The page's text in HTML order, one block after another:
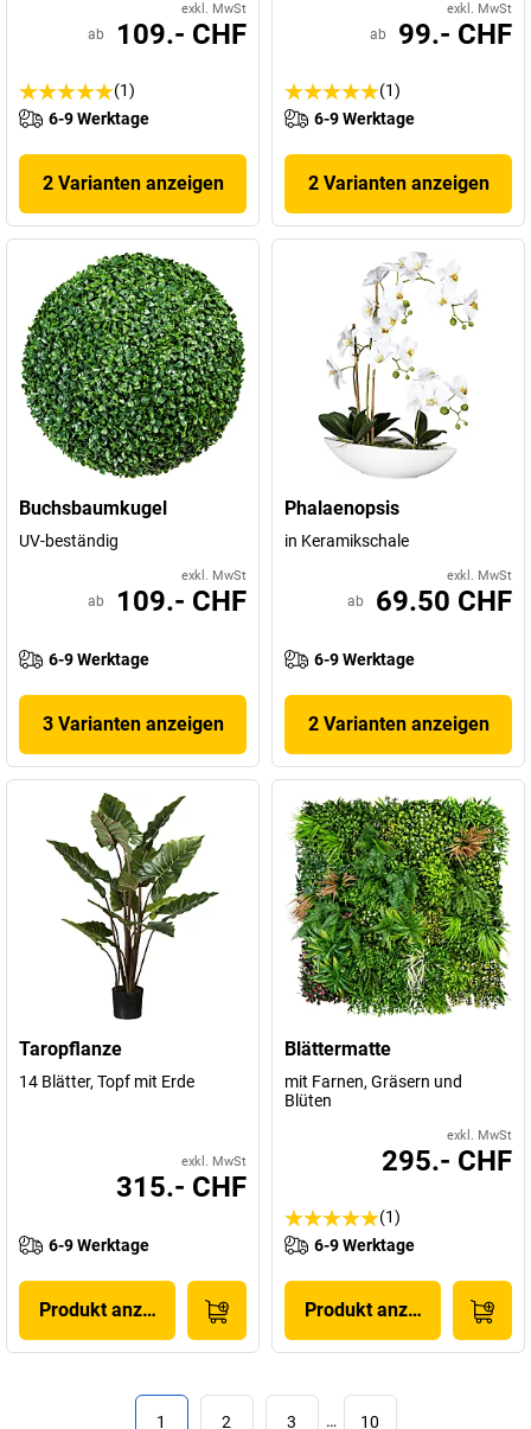
exkl. MwSt
ab 109.- CHF
(1)
6-9 Werktage
2 Varianten anzeigen
exkl. MwSt
ab 99.- CHF
(1)
6-9 Werktage
2 Varianten anzeigen
Buchsbaumkugel
UV-beständig
exkl. MwSt
ab 109.- CHF
6-9 Werktage
3 Varianten anzeigen
Phalaenopsis
in Keramikschale
exkl. MwSt
ab 69.50 CHF
6-9 Werktage
2 Varianten anzeigen
Taropflanze
14 Blätter, Topf mit Erde
exkl. MwSt
315.- CHF
6-9 Werktage
Produkt anzeigen
Blättermatte
mit Farnen, Gräsern und
Blüten
exkl. MwSt
295.- CHF
(1)
6-9 Werktage
Produkt anzeigen
1 2 3 … 10